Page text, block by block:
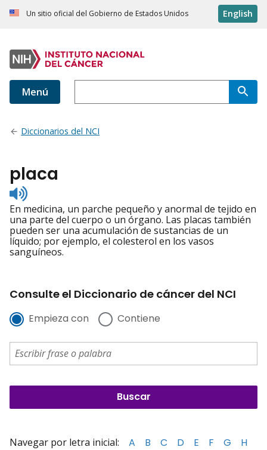
Un sitio oficial del Gobierno de Estados Unidos English
Menú
Diccionarios del NCI
placa
Listen
to
pronunciation
En medicina, un parche pequeño y anormal de tejido en
una parte del cuerpo o un órgano. Las placas también
pueden ser una acumulación de sustancias de un
líquido; por ejemplo, el colesterol en los vasos
sanguíneos.
Consulte el Diccionario de cáncer del NCI
Empieza con Contiene
Navegar por letra inicial: A B C D E F G
H